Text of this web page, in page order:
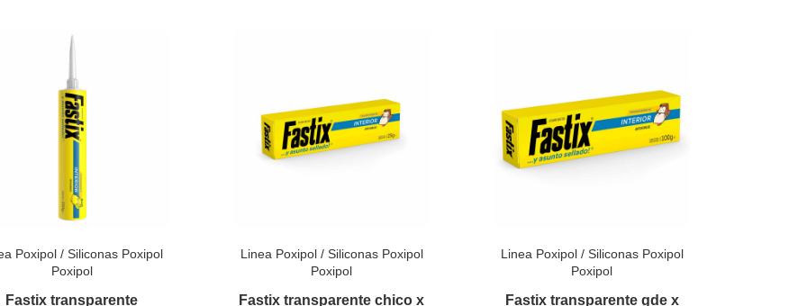
Poxipol /Siliconas Poxipol
Poxipol
Fastix transparente
Linea Poxipol/ Siliconas Poxipol
Poxipol
Fastix transparente chico x
Linea Poxipol/ Siliconas Poxipol
Poxipol
Fastix transparente gde x